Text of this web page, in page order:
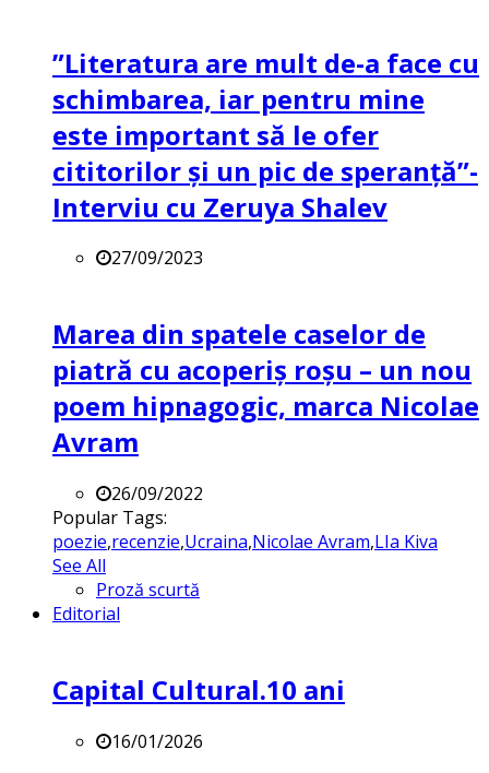
”Literatura are mult de-a face cu
schimbarea, iar pentru mine
este important să le ofer
cititorilor și un pic de speranță”-
Interviu cu Zeruya Shalev
27/09/2023
Marea din spatele caselor de
piatră cu acoperiș roșu – un nou
poem hipnagogic, marca Nicolae
Avram
26/09/2022
Popular Tags:
poezie,recenzie,Ucraina,Nicolae Avram,LIa Kiva
See All
Proză scurtă
Editorial
Capital Cultural.10 ani
16/01/2026